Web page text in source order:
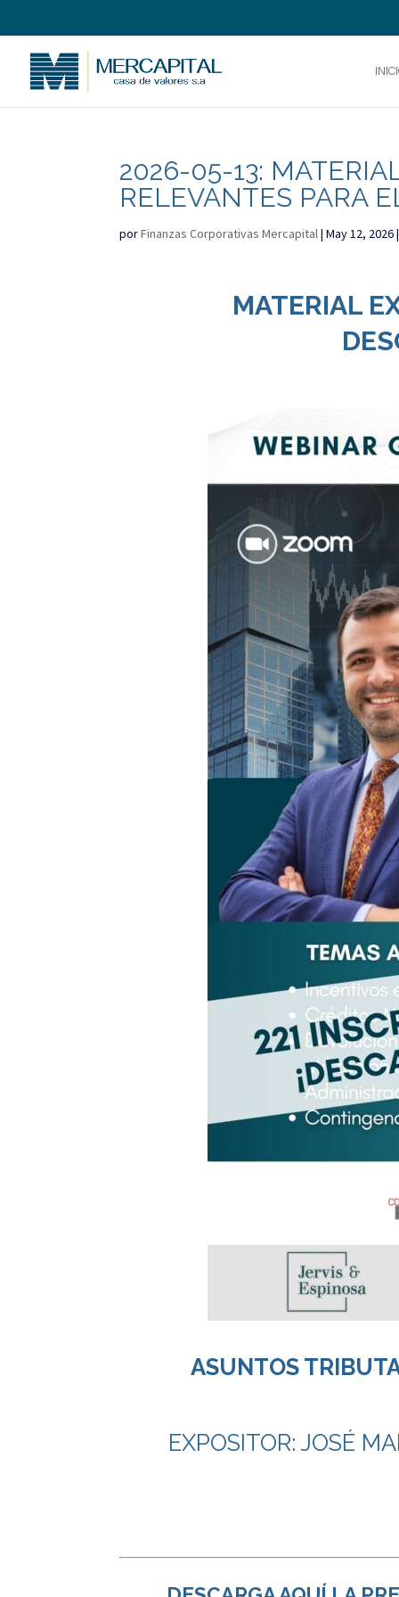
2026-05-13:
RELEVANTES PARA
porFinanzas Corporativas Mercapital|May 12, 2026
MATERIAL
ASUNTOS
EXPOSITOR: JOSÉ